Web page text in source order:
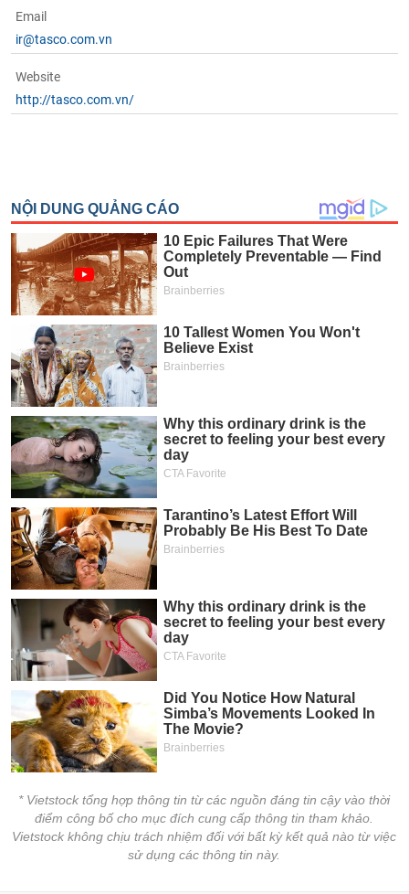
Email
ir@tasco.com.vn
Website
http://tasco.com.vn/
* Vietstock tổng hợp thông tin từ các nguồn đáng tin cậy vào thời
điểm công bố cho mục đích cung cấp thông tin tham khảo.
Vietstock không chịu trách nhiệm đối với bất kỳ kết quả nào từ việc
sử dụng các thông tin này.